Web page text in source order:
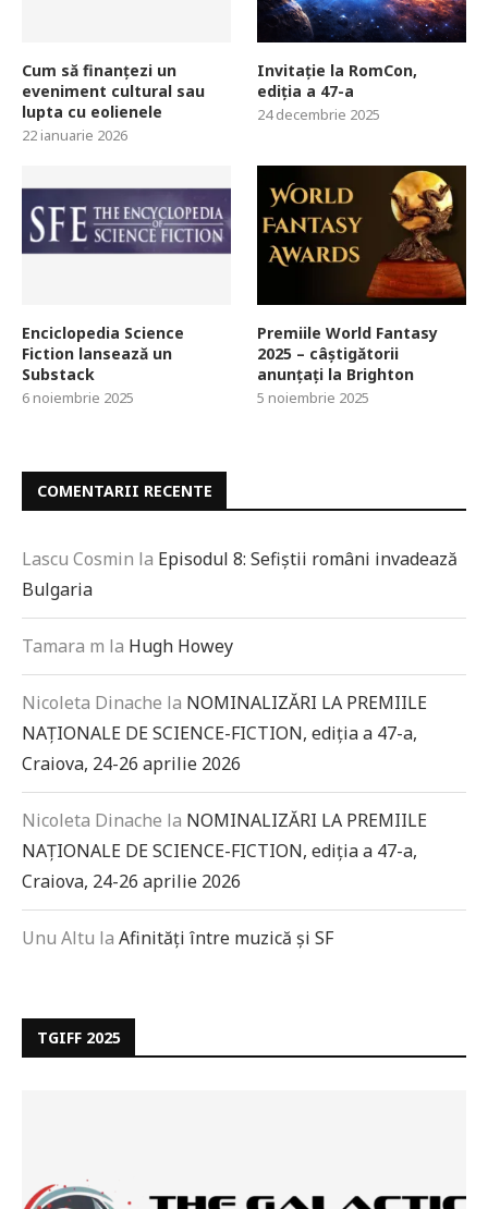
Cum să finanțezi un
eveniment cultural sau
lupta cu eolienele
22 ianuarie 2026
Invitație la RomCon,
ediția a 47-a
24 decembrie 2025
Enciclopedia Science
Fiction lansează un
Substack
6 noiembrie 2025
Premiile World Fantasy
2025 – câștigătorii
anunțați la Brighton
5 noiembrie 2025
COMENTARII RECENTE
Lascu Cosmin la Episodul 8: Sefiștii români invadează
Bulgaria
Tamara m la Hugh Howey
Nicoleta Dinache la NOMINALIZĂRI LA PREMIILE
NAȚIONALE DE SCIENCE-FICTION, ediția a 47-a,
Craiova, 24-26 aprilie 2026
Nicoleta Dinache la NOMINALIZĂRI LA PREMIILE
NAȚIONALE DE SCIENCE-FICTION, ediția a 47-a,
Craiova, 24-26 aprilie 2026
Unu Altu la Afinități între muzică și SF
TGIFF 2025